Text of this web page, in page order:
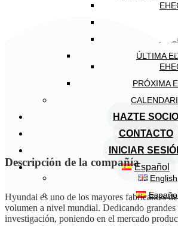
ÚLTIMA
PRÓXIMA
HAZTE SOCIO
CONTACTO
INICIAR
Español
English
Descripción de la compañía
Hyundai es uno de los mayores fabricantes
volumen a nivel mundial. Dedicando grandes
investigación, poniendo en el mercado